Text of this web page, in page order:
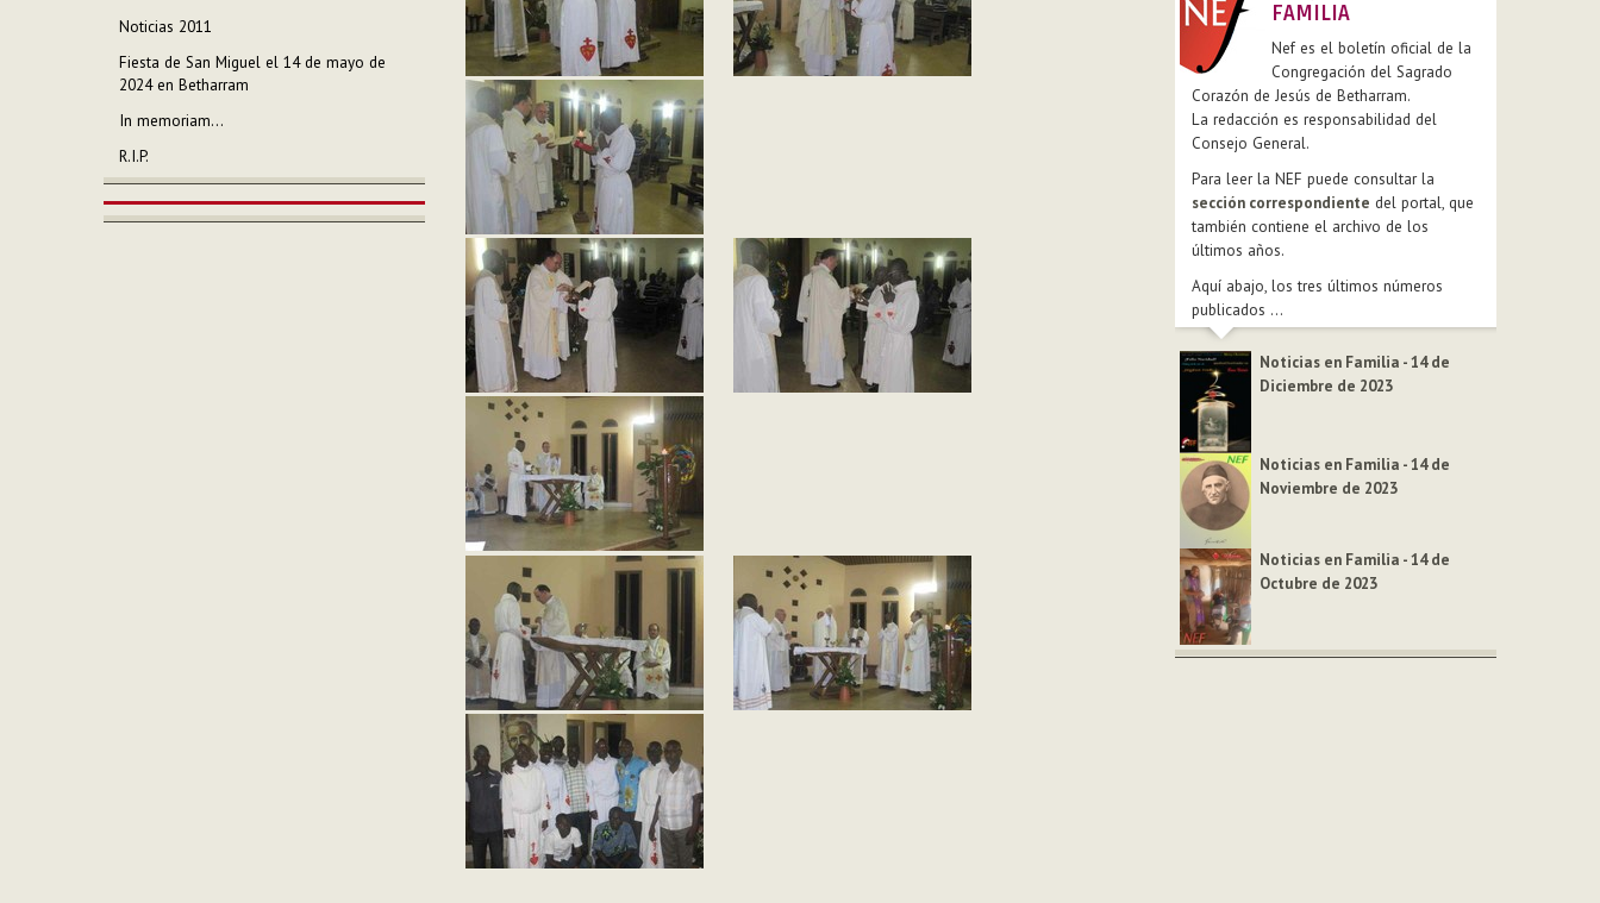
Noticias 2011
Fiesta de San Miguel el 14 de mayo de
2024 en Betharram
In memoriam...
R.I.P.
FAMILIA
Nef es el boletín oficial de la
Congregación del Sagrado
Corazón de Jesús de Betharram.
La redacción es responsabilidad del
Consejo General.
Para leer la NEF puede consultar la
sección correspondiente del portal, que
también contiene el archivo de los
últimos años.
Aquí abajo, los tres últimos números
publicados ...
Noticias en Familia - 14 de
Diciembre de 2023
Noticias en Familia - 14 de
Noviembre de 2023
Noticias en Familia - 14 de
Octubre de 2023